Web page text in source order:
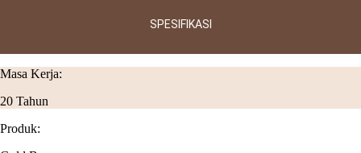
SPESIFIKASI
Masa Kerja:
20 Tahun
Produk: